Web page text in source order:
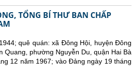
TỔNG BÍ THƯ BAN CHẤP
quê quán: xã Đông Hội, huyện Đông
phường Nguyễn Du, quận Hai Bà
12 năm 1967; vào Đảng ngày 19 tháng